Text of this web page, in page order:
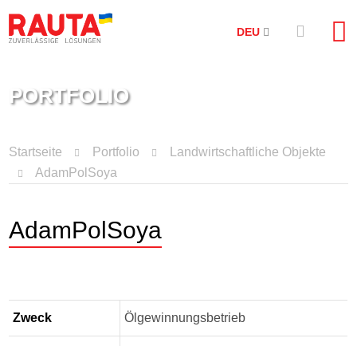
DEU
PORTFOLIO
Startseite Portfolio
Landwirtschaftliche Objekte
AdamPolSoya
AdamPolSoya
Zweck Ölgewinnungsbetrieb